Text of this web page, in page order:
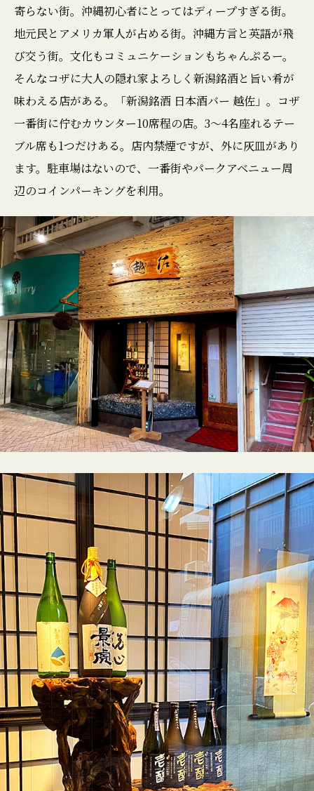
寄らない街。沖縄初心者にとってはディープすぎる街。
地元民とアメリカ軍人が占める街。沖縄方言と英語が飛
び交う街。文化もコミュニケーションもちゃんぷるー。
そんなコザに大人の隠れ家よろしく新潟銘酒と旨い肴が
味わえる店がある。「新潟銘酒 日本酒バー 越佐」。コザ
一番街に佇むカウンター10席程の店。3〜4名座れるテー
ブル席も1つだけある。店内禁煙ですが、外に灰皿があり
ます。駐車場はないので、一番街やパークアベニュー周
辺のコインパーキングを利用。